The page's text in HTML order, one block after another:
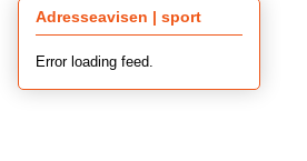
Adresseavisen | sport
Error loading feed.